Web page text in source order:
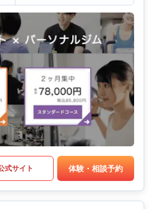
式サイト 体験・相談予約